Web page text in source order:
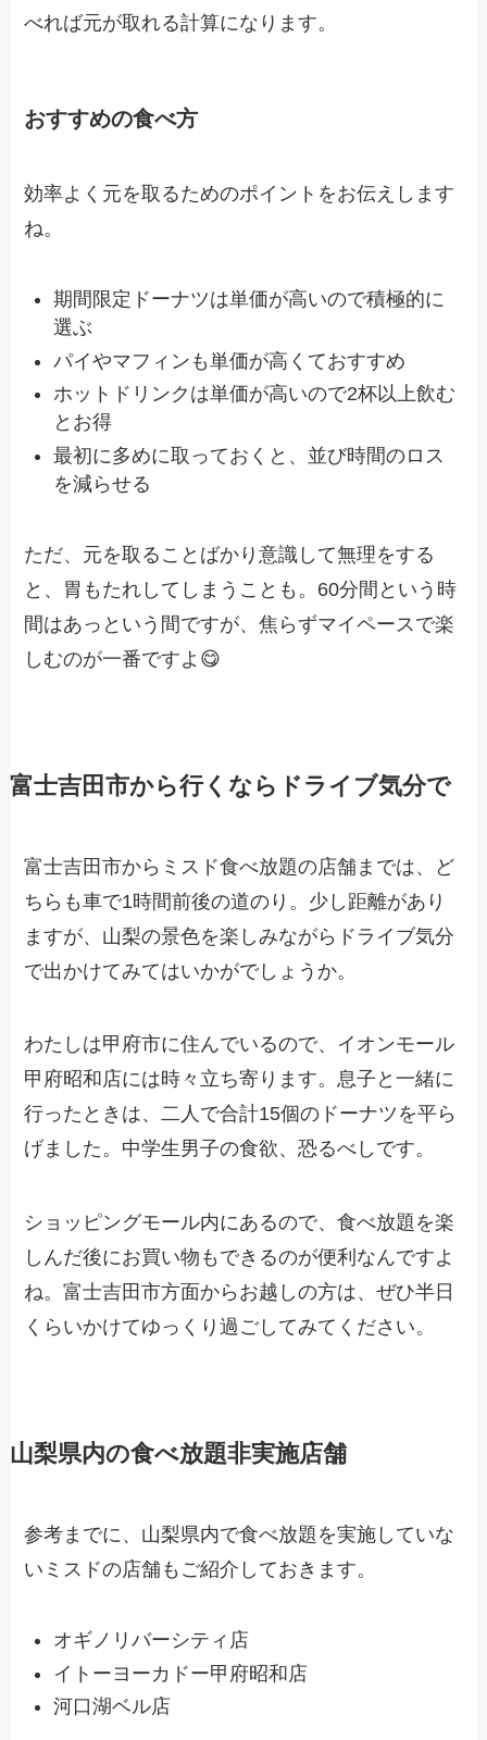
べれば元が取れる計算になります。
おすすめの食べ方
効率よく元を取るためのポイントをお伝えします
ね。
期間限定ドーナツは単価が高いので積極的に
選ぶ
パイやマフィンも単価が高くておすすめ
ホットドリンクは単価が高いので2杯以上飲む
とお得
最初に多めに取っておくと、並び時間のロス
を減らせる
ただ、元を取ることばかり意識して無理をする
と、胃もたれしてしまうことも。60分間という時
間はあっという間ですが、焦らずマイペースで楽
しむのが一番ですよ😋
富士吉田市から行くならドライブ気分で
富士吉田市からミスド食べ放題の店舗までは、ど
ちらも車で1時間前後の道のり。少し距離があり
ますが、山梨の景色を楽しみながらドライブ気分
で出かけてみてはいかがでしょうか。
わたしは甲府市に住んでいるので、イオンモール
甲府昭和店には時々立ち寄ります。息子と一緒に
行ったときは、二人で合計15個のドーナツを平ら
げました。中学生男子の食欲、恐るべしです。
ショッピングモール内にあるので、食べ放題を楽
しんだ後にお買い物もできるのが便利なんですよ
ね。富士吉田市方面からお越しの方は、ぜひ半日
くらいかけてゆっくり過ごしてみてください。
山梨県内の食べ放題非実施店舗
参考までに、山梨県内で食べ放題を実施していな
いミスドの店舗もご紹介しておきます。
オギノリバーシティ店
イトーヨーカドー甲府昭和店
河口湖ベル店